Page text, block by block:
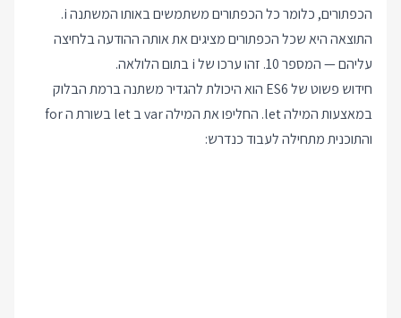
הכפתורים, כלומר כל הכפתורים משתמשים באותו המשתנה i.
התוצאה היא שכל הכפתורים מציגים את אותה ההודעה בלחיצה
עליהם — המספר 10. זהו ערכו של i בתום הלולאה.
חידוש פשוט של ES6 הוא היכולת להגדיר משתנה ברמת הבלוק
במאצעות המילה let. החליפו את המילה var ב let בשורת ה for
והתוכנית מתחילה לעבוד כנדרש: